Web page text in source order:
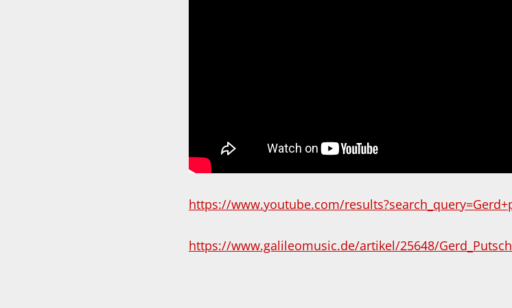
https://www.youtube.com/
https://www.galileomusic.de/artikel/25648/